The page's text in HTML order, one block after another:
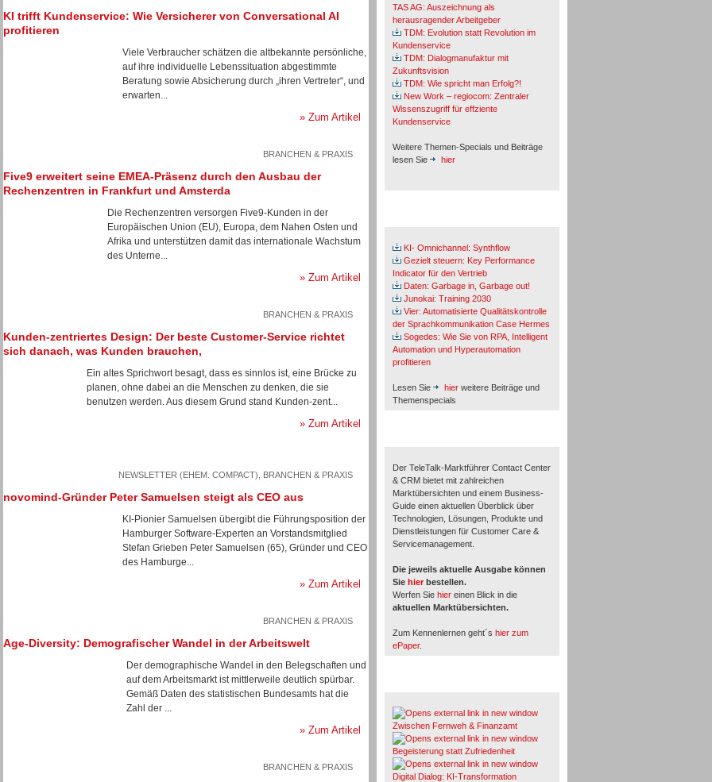
KI trifft Kundenservice: Wie Versicherer von Conversational AI
profitieren
Viele Verbraucher schätzen die altbekannte persönliche,
auf ihre individuelle Lebenssituation abgestimmte
Beratung sowie Absicherung durch „ihren Vertreter“, und
erwarten...
» Zum Artikel
BRANCHEN & PRAXIS
Five9 erweitert seine EMEA-Präsenz durch den Ausbau der
Rechenzentren in Frankfurt und Amsterda
Die Rechenzentren versorgen Five9-Kunden in der
Europäischen Union (EU), Europa, dem Nahen Osten und
Afrika und unterstützen damit das internationale Wachstum
des Unterne...
» Zum Artikel
BRANCHEN & PRAXIS
Kunden-zentriertes Design: Der beste Customer-Service richtet
sich danach, was Kunden brauchen,
Ein altes Sprichwort besagt, dass es sinnlos ist, eine Brücke zu
planen, ohne dabei an die Menschen zu denken, die sie
benutzen werden. Aus diesem Grund stand Kunden-zent...
» Zum Artikel
NEWSLETTER (EHEM. COMPACT), BRANCHEN & PRAXIS
novomind-Gründer Peter Samuelsen steigt als CEO aus
KI-Pionier Samuelsen übergibt die Führungsposition der
Hamburger Software-Experten an Vorstandsmitglied
Stefan Grieben Peter Samuelsen (65), Gründer und CEO
des Hamburge...
» Zum Artikel
BRANCHEN & PRAXIS
Age-Diversity: Demografischer Wandel in der Arbeitswelt
Der demographische Wandel in den Belegschaften und
auf dem Arbeitsmarkt ist mittlerweile deutlich spürbar.
Gemäß Daten des statistischen Bundesamts hat die
Zahl der ...
» Zum Artikel
BRANCHEN & PRAXIS
TAS AG: Auszeichnung als
herausragender Arbeitgeber
TDM: Evolution statt Revolution im
Kundenservice
TDM: Dialogmanufaktur mit
Zukunftsvision
TDM: Wie spricht man Erfolg?!
New Work – regiocom: Zentraler
Wissenszugriff für effziente
Kundenservice
Weitere Themen-Specials und Beiträge
lesen Sie
hier
KI- Omnichannel: Synthflow
Gezielt steuern: Key Performance
Indicator für den Vertrieb
Daten: Garbage in, Garbage out!
Junokai: Training 2030
Vier: Automatisierte Qualitätskontrolle
der Sprachkommunikation Case Hermes
Sogedes: Wie Sie von RPA, Intelligent
Automation und Hyperautomation
profitieren
Lesen Sie hier weitere Beiträge und
Themenspecials
Der TeleTalk-Marktführer Contact Center
& CRM bietet mit zahlreichen
Marktübersichten und einem Business-
Guide einen aktuellen Überblick über
Technologien, Lösungen, Produkte und
Dienstleistungen für Customer Care &
Servicemanagement.
Die jeweils aktuelle Ausgabe können
Sie hier bestellen.
Werfen Sie hier einen Blick in die
aktuellen Marktübersichten.
Zum Kennenlernen geht´s hier zum
ePaper.
Zwischen Fernweh & Finanzamt
Begeisterung statt Zufriedenheit
Digital Dialog: KI-Transformation